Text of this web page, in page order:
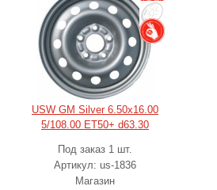
USW GM Silver 6.50x16.00
5/108.00 ET50+ d63.30
Под заказ 1 шт.
Артикул: us-1836
Магазин